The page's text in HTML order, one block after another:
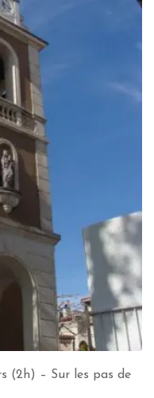
(2h) – Sur les pas de